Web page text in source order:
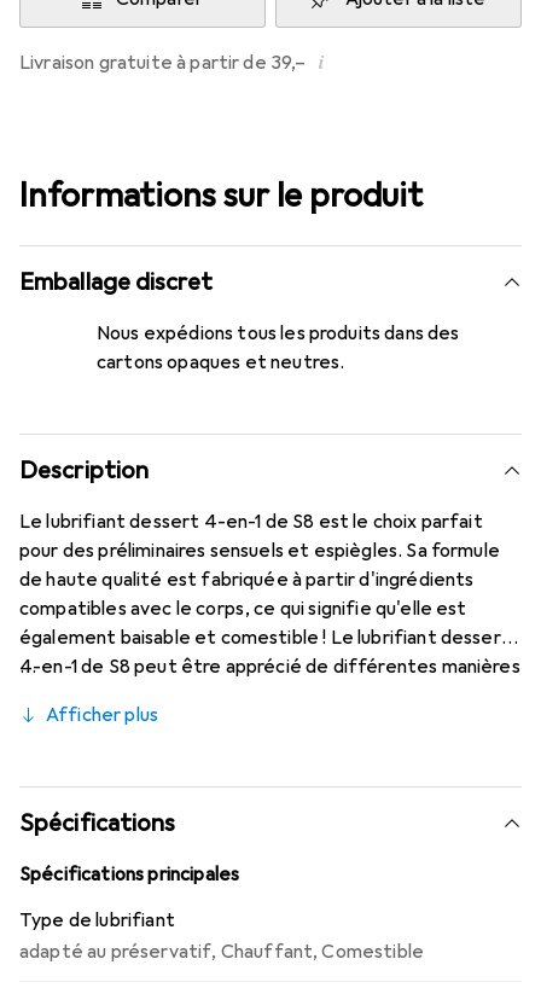
Livraison gratuite à partir de 39,– i
Informations sur le produit
Emballage discret
Nous expédions tous les produits dans des
cartons opaques et neutres.
Description
Le lubrifiant dessert 4-en-1 de S8 est le choix parfait
pour des préliminaires sensuels et espiègles. Sa formule
de haute qualité est fabriquée à partir d'ingrédients
compatibles avec le corps, ce qui signifie qu'elle est
également baisable et comestible ! Le lubrifiant dessert
4-en-1 de S8 peut être apprécié de différentes manières
chauffante. La formule possède des propriétés
sur les zones érogènes, elle te réchauffe doucement
avec une excitation brûlante ! Amuse-toi bien !.
Afficher plus
Spécifications
Spécifications principales
Type de lubrifiant
adapté au préservatif, Chauffant,Comestible